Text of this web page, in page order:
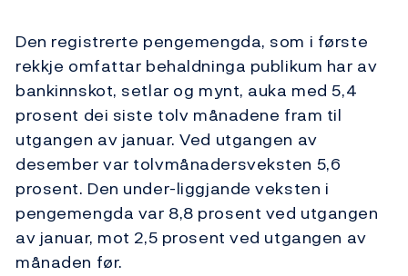
Den registrerte pengemengda, som i første
rekkje omfattar behaldninga publikum har av
bankinnskot, setlar og mynt, auka med 5,4
prosent dei siste tolv månadene fram til
utgangen av januar. Ved utgangen av
desember var tolvmånadersveksten 5,6
prosent. Den under-liggjande veksten i
pengemengda var 8,8 prosent ved utgangen
av januar, mot 2,5 prosent ved utgangen av
månaden før.